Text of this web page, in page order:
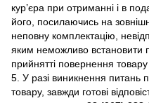
кур’єра при отриманні і в
його, посилаючись на
неповну комплектацію,
яким неможливо встановити
прийнятті повернення
5. У разі виникнення питань
товару, завжди готові